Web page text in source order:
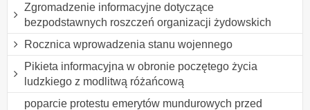
Zgromadzenie informacyjne dotyczące
bezpodstawnych roszczeń organizacji żydowskich
Rocznica wprowadzenia stanu wojennego
Pikieta informacyjna w obronie poczętego życia
ludzkiego z modlitwą różańcową
poparcie protestu emerytów mundurowych przed